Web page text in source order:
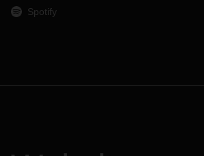
Spotify